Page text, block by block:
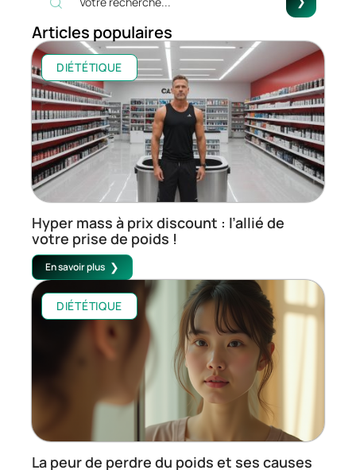
Articles populaires
DIÉTÉTIQUE
Hyper mass à prix discount : l’allié de
votre prise de poids !
En savoir plus
DIÉTÉTIQUE
La peur de perdre du poids et ses causes